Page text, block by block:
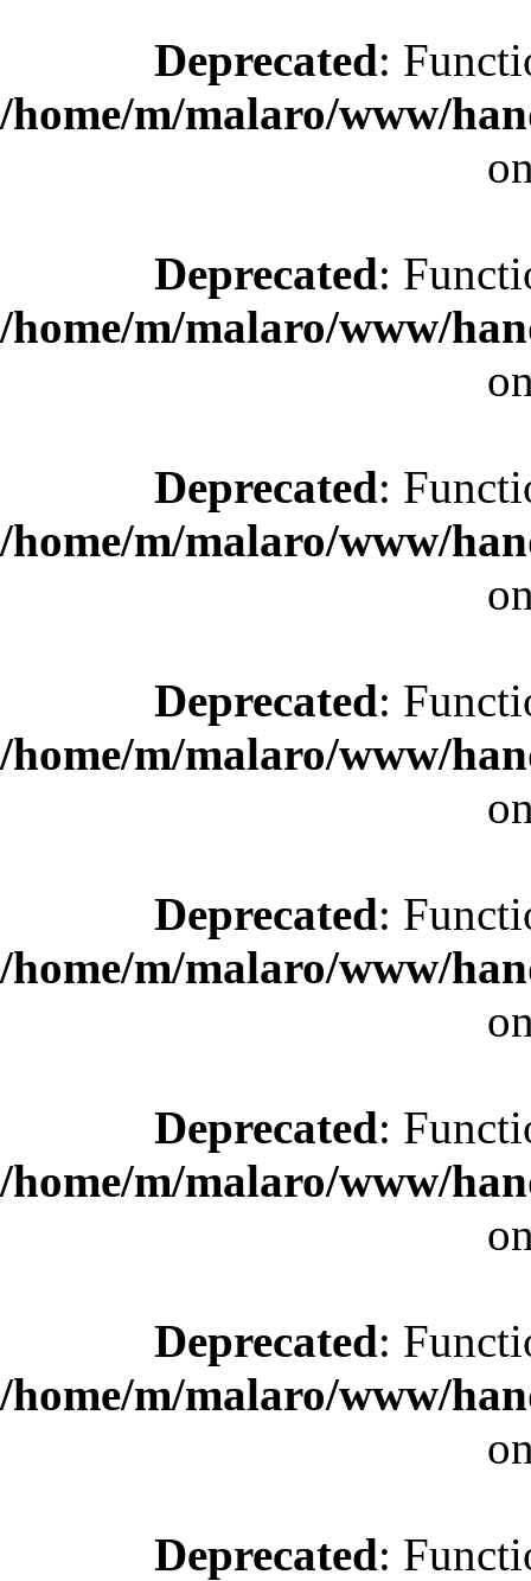
Deprecated:
/home/m/malaro/www/
Deprecated:
/home/m/malaro/www/
Deprecated:
/home/m/malaro/www/
Deprecated:
/home/m/malaro/www/
Deprecated:
/home/m/malaro/www/
Deprecated:
/home/m/malaro/www/
Deprecated:
/home/m/malaro/www/
Deprecated: